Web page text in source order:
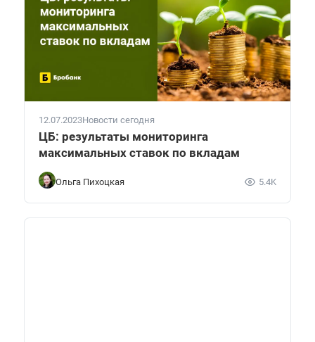
12.07.2023Новости сегодня
ЦБ: результаты мониторинга
максимальных ставок по вкладам
Ольга Пихоцкая 5.4K